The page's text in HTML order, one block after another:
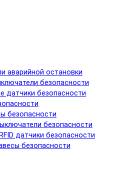
аварийной остановки
безопасности
датчики безопасности
безопасности
безопасности
датчики безопасности
безопасности